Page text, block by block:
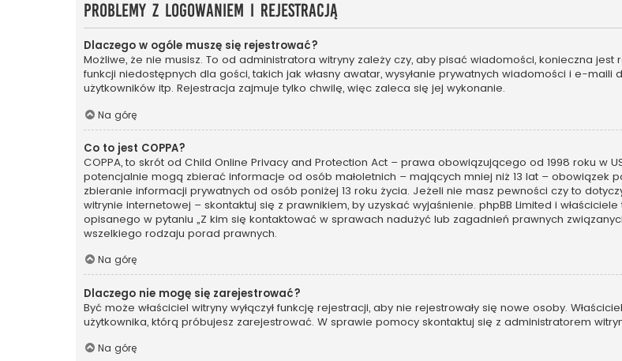
Problemy z logowaniem i rejestracją
Dlaczego w ogóle muszę się rejestrować?
Możliwe, że nie musisz. To od administratora witryny zależy czy, aby pisać wiadomości, konieczna
funkcji niedostępnych dla gości, takich jak własny awatar, wysyłanie prywatnych wiadomości i e-
użytkowników itp. Rejestracja zajmuje tylko chwilę, więc zaleca się jej wykonanie.
Na górę
Co to jest COPPA?
COPPA, to skrót od Child Online Privacy and Protection Act – prawa obowiązującego od 1998 roku w
potencjalnie mogą zbierać informacje od osób małoletnich – mających mniej niż 13 lat –
zbieranie informacji prywatnych od osób poniżej 13 roku życia. Jeżeli nie masz pewności czy to
witrynie internetowej – skontaktuj się z prawnikiem, by uzyskać wyjaśnienie. phpBB Limited i
opisanego w pytaniu „Z kim się kontaktować w sprawach nadużyć lub zagadnień prawnych
wszelkiego rodzaju porad prawnych.
Na górę
Dlaczego nie mogę się zarejestrować?
Być może właściciel witryny wyłączył funkcję rejestracji, aby nie rejestrowały się nowe osoby.
użytkownika, którą próbujesz zarejestrować. W sprawie pomocy skontaktuj się z administratorem
Na górę